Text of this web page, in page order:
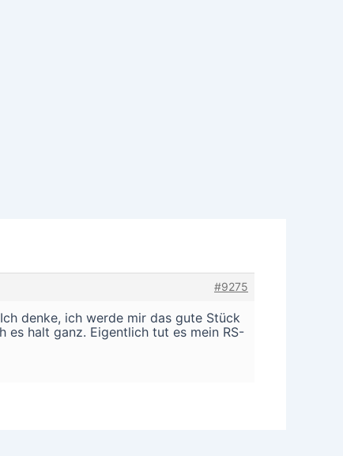
#9275
denke, ich werde mir das gute Stück
es halt ganz. Eigentlich tut es mein RS-